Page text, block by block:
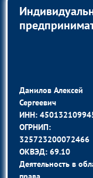
Данилов Алексей
Сергеевич
ИНН:
ОГРНИП:
325723200072466
ОКВЭД: 69.10
Деятельность в